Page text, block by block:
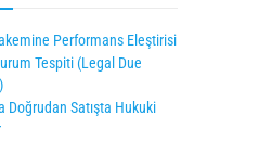
Performans Eleştirisi
Tespiti (Legal Due
Doğrudan Satışta Hukuki